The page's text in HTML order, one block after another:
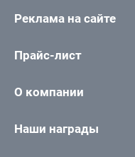
Реклама на сайте
Прайс-лист
О компании
Наши награды